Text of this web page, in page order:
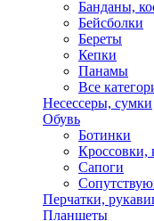
Банданы,
Бейсболки
Береты
Кепки
Панамы
Все
Несессеры, сумки
Обувь
Ботинки
Кроссовки,
Сапоги
Перчатки,
Планшеты